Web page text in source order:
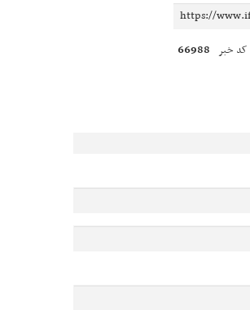
کد خبر 66988